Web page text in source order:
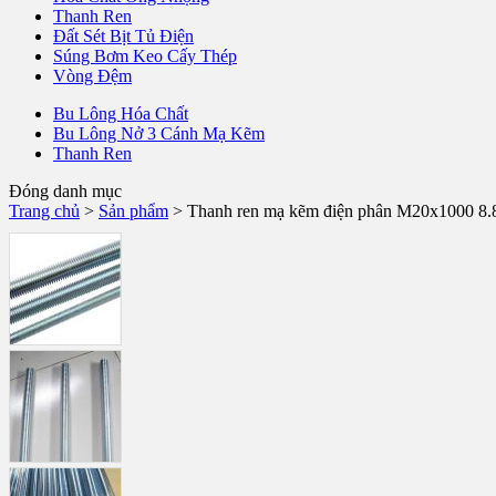
Thanh Ren
Đất Sét Bịt Tủ Điện
Súng Bơm Keo Cấy Thép
Vòng Đệm
Bu Lông Hóa Chất
Bu Lông Nở 3 Cánh Mạ Kẽm
Thanh Ren
Đóng danh mục
Trang chủ > Sản phẩm > Thanh ren mạ kẽm điện phân M20x1000